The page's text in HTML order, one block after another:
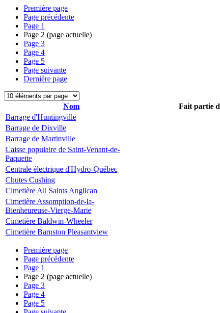
Première page
Page précédente
Page 1
Page 2 (page actuelle)
Page 3
Page 4
Page 5
Page suivante
Dernière page
Nom
Fait partie
Barrage d'Huntingville
Barrage de Dixville
Barrage de Martinville
Caisse populaire de Saint-Venant-de-
Paquette
Centrale électrique d'Hydro-Québec
Chutes Cushing
Cimetière All Saints Anglican
Cimetière Assomption-de-la-
Bienheureuse-Vierge-Marie
Cimetière Baldwin-Wheeler
Cimetière Barnston Pleasantview
Première page
Page précédente
Page 1
Page 2 (page actuelle)
Page 3
Page 4
Page 5